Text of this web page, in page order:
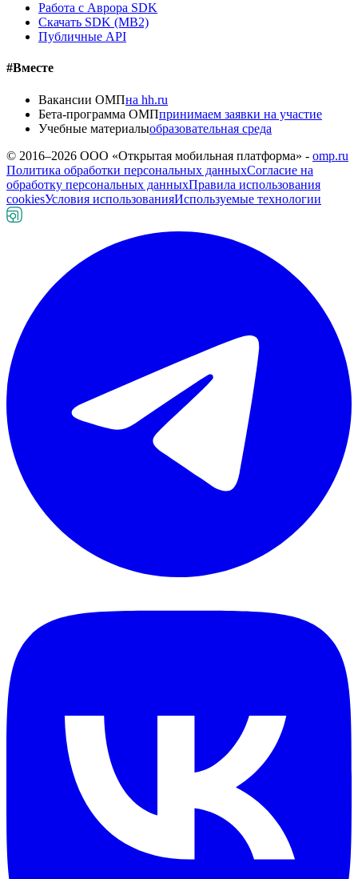
Работа с Аврора SDK
Скачать SDK (MB2)
Публичные API
#Вместе
Вакансии ОМПна hh.ru
Бета-программа ОМПпринимаем заявки на участие
Учебные материалыобразовательная среда
© 2016–2026 ООО «Открытая мобильная платформа» - omp.ru
Политика обработки персональных данныхСогласие на
обработку персональных данныхПравила использования
cookiesУсловия использованияИспользуемые технологии